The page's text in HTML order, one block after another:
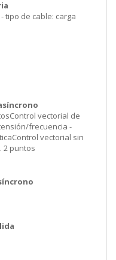
tipo de cable: carga
vectorial de
frecuencia -
vectorial sin
2 puntos